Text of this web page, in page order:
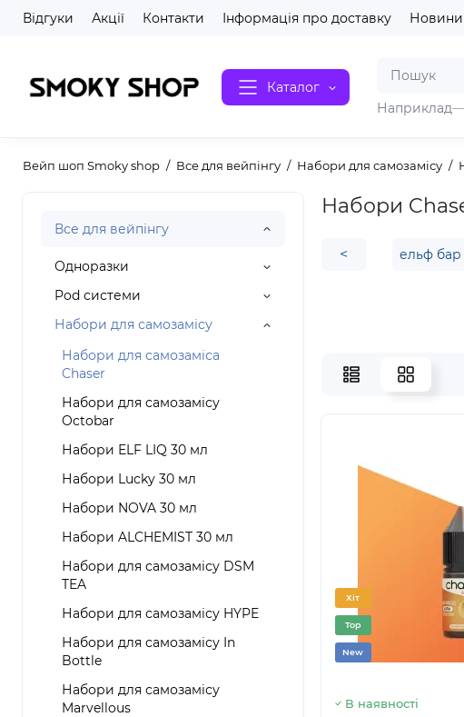
Відгуки Акції Контакти Інформація про доставку Новини
Каталог
Наприклад—
Вейп шоп Smoky shop Все для вейпінгу Набори для самозамісу
Все для вейпінгу
Одноразки
Pod системи
Набори для самозамісу
Набори для самозаміса
Chaser
Набори для самозамісу
Octobar
Набори ELF LIQ 30 мл
Набори Lucky 30 мл
Набори NOVA 30 мл
Набори ALCHEMIST 30 мл
Набори для самозамісу DSM
TEA
Набори для самозамісу HYPE
Набори для самозамісу In
Bottle
Набори для самозамісу
Marvellous
Набори
< ельф бар
Хіт
Top
New
В наявності